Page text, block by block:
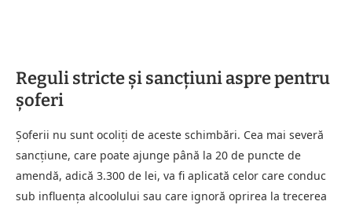
Reguli stricte și sancțiuni aspre pentru
șoferi
Șoferii nu sunt ocoliți de aceste schimbări. Cea mai severă
sancțiune, care poate ajunge până la 20 de puncte de
amendă, adică 3.300 de lei, va fi aplicată celor care conduc
sub influența alcoolului sau care ignoră oprirea la trecerea